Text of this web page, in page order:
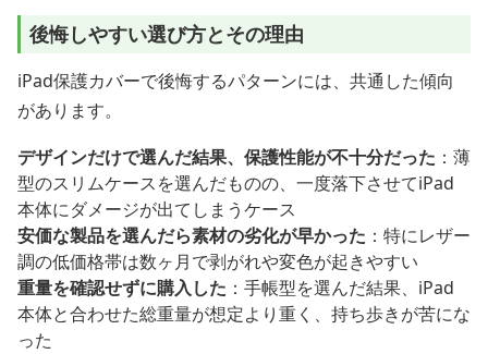
後悔しやすい選び方とその理由
iPad保護カバーで後悔するパターンには、共通した傾向
があります。
デザインだけで選んだ結果、保護性能が不十分だった ：薄
型のスリムケースを選んだものの、一度落下させてiPad
本体にダメージが出てしまうケース
安価な製品を選んだら素材の劣化が早かった ：特にレザー
調の低価格帯は数ヶ月で剥がれや変色が起きやすい
重量を確認せずに購入した ：手帳型を選んだ結果、iPad
本体と合わせた総重量が想定より重く、持ち歩きが苦にな
った